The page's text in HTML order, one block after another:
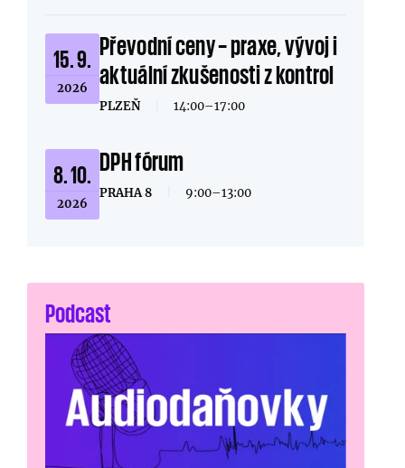
15. 9.
2026
Převodní ceny – praxe, vývoj i
aktuální zkušenosti z kontrol
PLZEŇ 14:00–17:00
8. 10.
2026
DPH fórum
PRAHA 8 9:00–13:00
Podcast